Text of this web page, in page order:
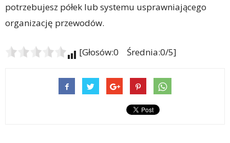
potrzebujesz półek lub systemu usprawniającego
organizację przewodów.
[Głosów:0 Średnia:0/5]